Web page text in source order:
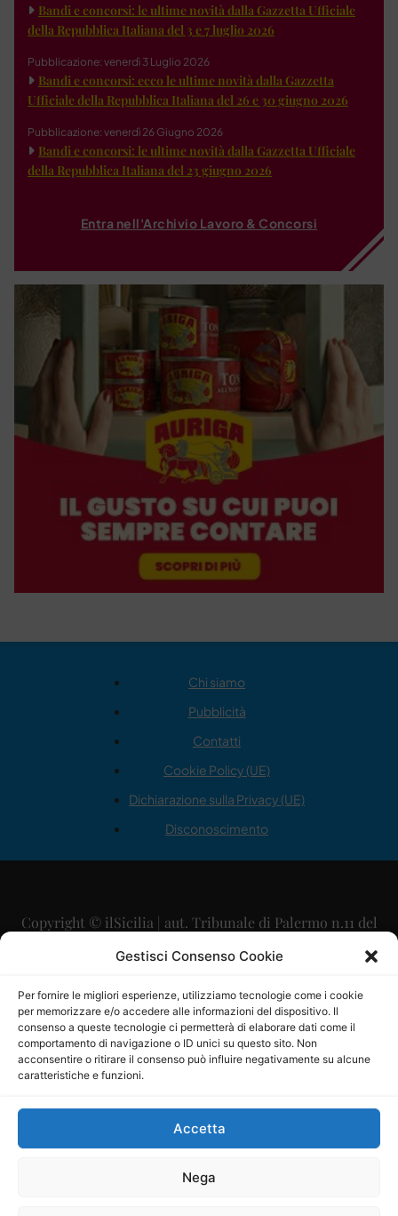
Gestisci Consenso Cookie
Per fornire le migliori esperienze, utilizziamo tecnologie come i cookie
per memorizzare e/o accedere alle informazioni del dispositivo. Il
consenso a queste tecnologie ci permetterà di elaborare dati come il
comportamento di navigazione o ID unici su questo sito. Non
acconsentire o ritirare il consenso può influire negativamente su alcune
caratteristiche e funzioni.
Accetta
Nega
Bandi e concorsi: le ultime novità dalla Gazzetta Ufficiale
della Repubblica Italiana del 3 e 7 luglio 2026
Pubblicazione: venerdì 3 Luglio 2026
Bandi e concorsi: ecco le ultime novità dalla Gazzetta
Ufficiale della Repubblica Italiana del 26 e 30 giugno 2026
Pubblicazione: venerdì 26 Giugno 2026
Bandi e concorsi: le ultime novità dalla Gazzetta Ufficiale
della Repubblica Italiana del 23 giugno 2026
Entra nell'Archivio Lavoro & Concorsi
Chi siamo
Pubblicità
Contatti
Cookie Policy (UE)
Dichiarazione sulla Privacy (UE)
Disconoscimento
Copyright © ilSicilia | aut. Tribunale di Palermo n.11 del
29/09/2015
Direttore Editoriale: Maurizio Scaglione
Direttore Responsabile: Maria Calabrese
P.IVA: 06334930820
Mercurio Comunicazione Società Cooperativa a r.l. è
iscritta al Registro degli Operatori di Comunicazione al